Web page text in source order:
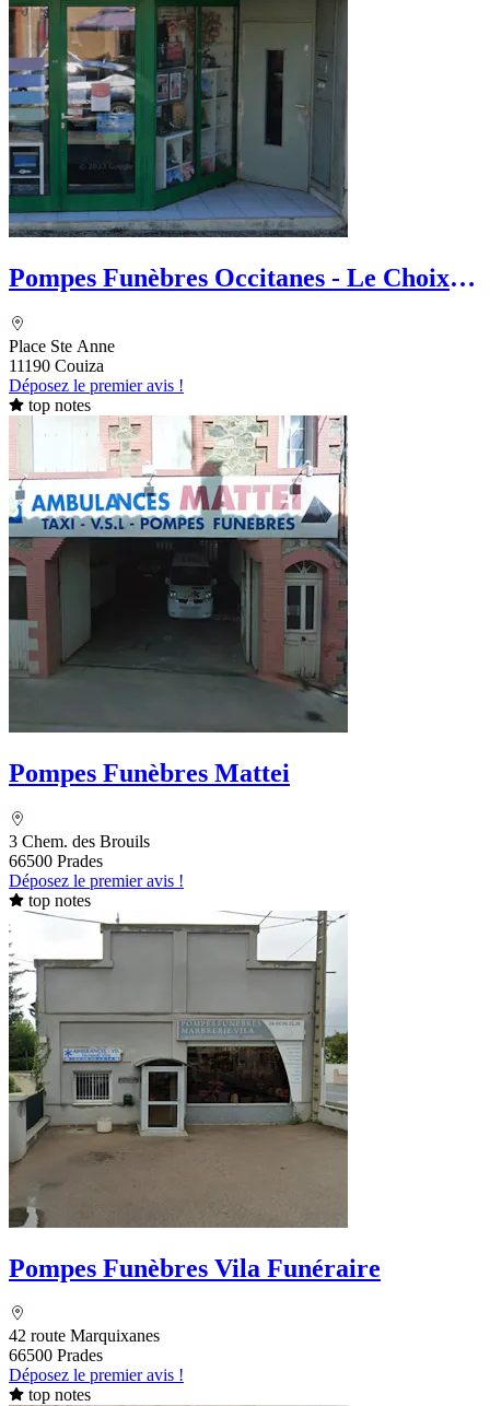
Pompes Funèbres Occitanes - Le Choix
Place Ste Anne
11190 Couiza
Déposez le premier avis !
top notes
Pompes Funèbres Mattei
3 Chem. des Brouils
66500 Prades
Déposez le premier avis !
top notes
Pompes Funèbres Vila Funéraire
42 route Marquixanes
66500 Prades
Déposez le premier avis !
top notes